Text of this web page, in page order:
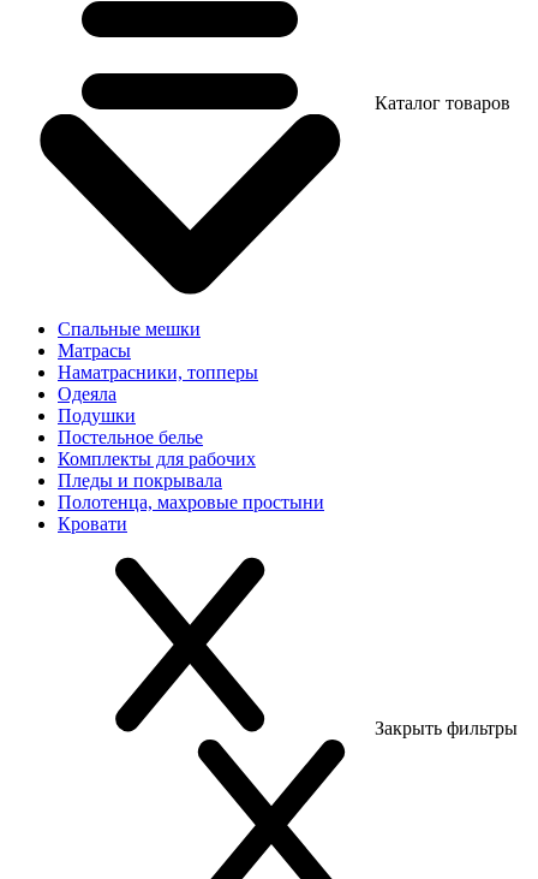
Каталог товаров
Спальные мешки
Матрасы
Наматрасники, топперы
Одеяла
Подушки
Постельное белье
Комплекты для рабочих
Пледы и покрывала
Полотенца, махровые простыни
Кровати
Закрыть фильтры